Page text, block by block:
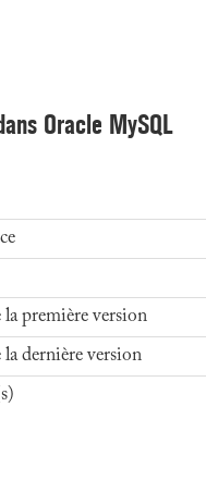
Oracle MySQL
la première version
la dernière version